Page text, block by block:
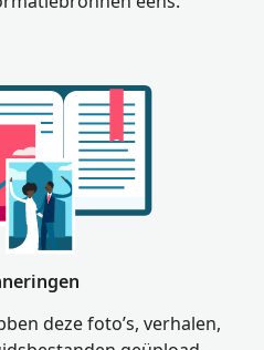
deze foto’s, verhalen,